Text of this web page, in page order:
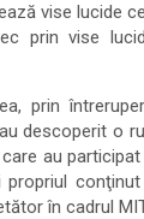
vise lucide
prin vise
prin
descoperit o
au
în cadrul